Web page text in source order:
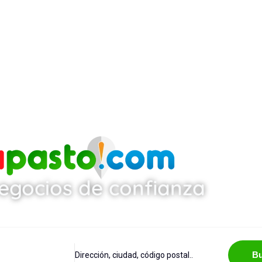
de confianza
Dirección, ciudad, código postal..